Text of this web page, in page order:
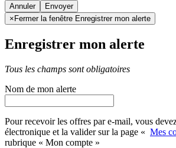
Annuler
× Fermer la fenêtre Enregistrer mon alerte
Enregistrer mon alerte
Tous les champs sont obligatoires
Nom de mon alerte
Pour recevoir les offres par e-mail, vous
électronique et la valider sur la page « Mes
rubrique « Mon compte »